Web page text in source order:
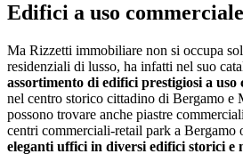
Edifici a uso commerciale
Ma Rizzetti immobiliare non si occupa
residenziali di lusso, ha infatti nel suo
assortimento di edifici prestigiosi a uso
nel centro storico cittadino di Bergamo e
possono trovare anche piastre
centri commerciali-retail park a Bergamo
eleganti uffici in diversi edifici storici e